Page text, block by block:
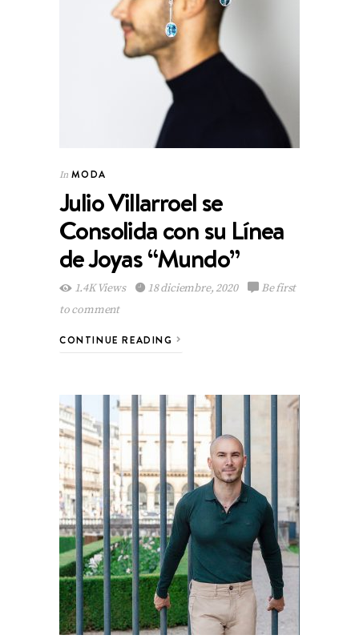
In MODA
Julio Villarroel se
Consolida con su Línea
de Joyas “Mundo”
1.4K Views 18 diciembre, 2020
Be first
to comment
CONTINUE READING